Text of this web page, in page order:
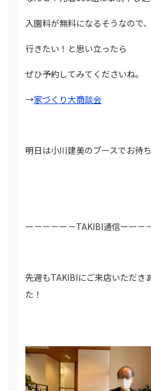
入園料が無料になるそうなので、
行きたい！と思い立ったら
ぜひ予約してみてくださいね。
→家づくり大商談会
明日は小川建美のブースでお待
ー－－－ー－TAKIBI通信ーー－
先週もTAKIBIにご来店いただき
た！